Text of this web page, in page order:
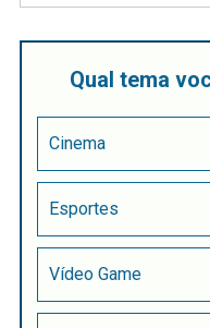
Qual tema
Cinema
Esportes
Vídeo Game